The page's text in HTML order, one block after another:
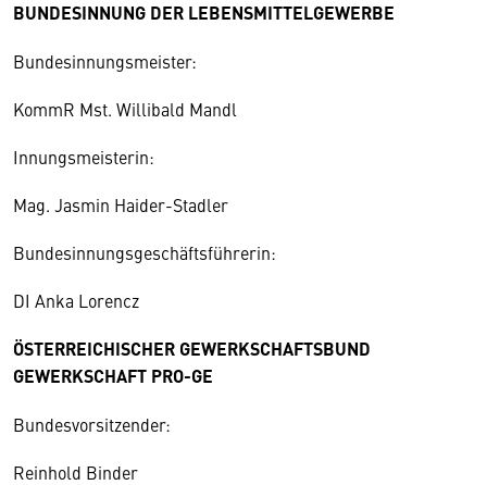
BUNDESINNUNG DER LEBENSMITTELGEWERBE
Bundesinnungsmeister:
KommR Mst. Willibald Mandl
Innungsmeisterin:
Mag. Jasmin Haider-Stadler
Bundesinnungsgeschäftsführerin:
DI Anka Lorencz
ÖSTERREICHISCHER GEWERKSCHAFTSBUND
GEWERKSCHAFT PRO-GE
Bundesvorsitzender:
Reinhold Binder